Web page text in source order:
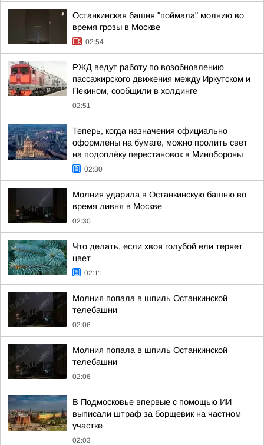
Останкинская башня "поймала" молнию во
время грозы в Москве
02:54
РЖД ведут работу по возобновлению
пассажирского движения между Иркутском и
Пекином, сообщили в холдинге
02:51
Теперь, когда назначения официально
оформлены на бумаге, можно пролить свет
на подоплёку перестановок в Минобороны
02:30
Молния ударила в Останкинскую башню во
время ливня в Москве
02:30
Что делать, если хвоя голубой ели теряет
цвет
02:11
Молния попала в шпиль Останкинской
телебашни
02:06
Молния попала в шпиль Останкинской
телебашни
02:06
В Подмосковье впервые с помощью ИИ
выписали штраф за борщевик на частном
участке
02:03